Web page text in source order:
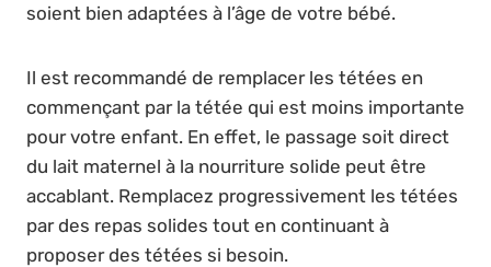
soient bien adaptées à l’âge de votre bébé.
Il est recommandé de remplacer les tétées en
commençant par la tétée qui est moins importante
pour votre enfant. En effet, le passage soit direct
du lait maternel à la nourriture solide peut être
accablant. Remplacez progressivement les tétées
par des repas solides tout en continuant à
proposer des tétées si besoin.